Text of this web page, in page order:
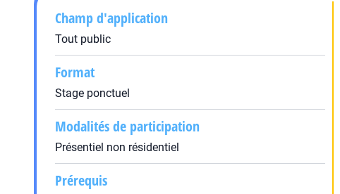
Champ d'application
Tout public
Format
Stage ponctuel
Modalités de participation
Présentiel non résidentiel
Prérequis